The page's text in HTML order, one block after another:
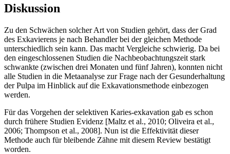
Diskussion
Zu den Schwächen solcher Art von Studien gehört, dass der Grad
des Exkavierens je nach Behandler bei der gleichen Methode
unterschiedlich sein kann. Das macht Vergleiche schwierig. Da bei
den eingeschlossenen Studien die Nachbeobachtungszeit stark
schwankte (zwischen drei Monaten und fünf Jahren), konnten nicht
alle Studien in die Metaanalyse zur Frage nach der Gesunderhaltung
der Pulpa im Hinblick auf die Exkavationsmethode einbezogen
werden.
Für das Vorgehen der selektiven Karies-exkavation gab es schon
durch frühere Studien Evidenz [Maltz et al., 2010; Oliveira et al.,
2006; Thompson et al., 2008]. Nun ist die Effektivität dieser
Methode auch für bleibende Zähne mit diesem Review bestätigt
worden.